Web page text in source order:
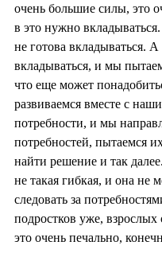
очень большие силы, это
в это нужно
не готова вкладываться.
вкладываться, и мы
что еще может
развиваемся вместе с
потребности, и мы
потребностей, пытаемся
найти решение и так
не такая гибкая, и она не
следовать за
подростков уже,
это очень печально,